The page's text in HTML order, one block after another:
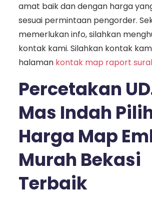
amat baik dan dengan harga
sesuai permintaan pengorder.
memerlukan info, silahkan
kontak kami. Silahkan kontak
halaman kontak map raport
Percetakan
Mas Indah
Harga Map
Murah Bekasi
Terbaik